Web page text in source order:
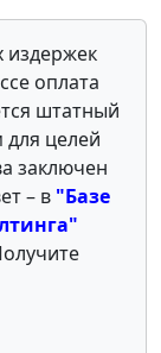
издержек
оплата
штатный
целей
заключен
– в "Базе